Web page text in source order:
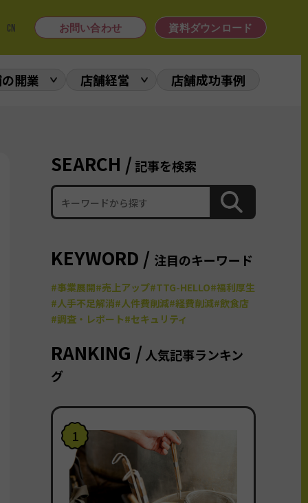
CN お問い合わせ 資料ダウンロード
開業 店舗経営 店舗成功事例
SEARCH /記事を検索
KEYWORD / 注目のキーワード
#事業展開#売上アップ#TTG-HELLO#福利厚生
#人手不足解消#人件費削減#経費削減#飲食店
#調査・レポート#セキュリティ
RANKING / 人気記事ランキン
グ
1